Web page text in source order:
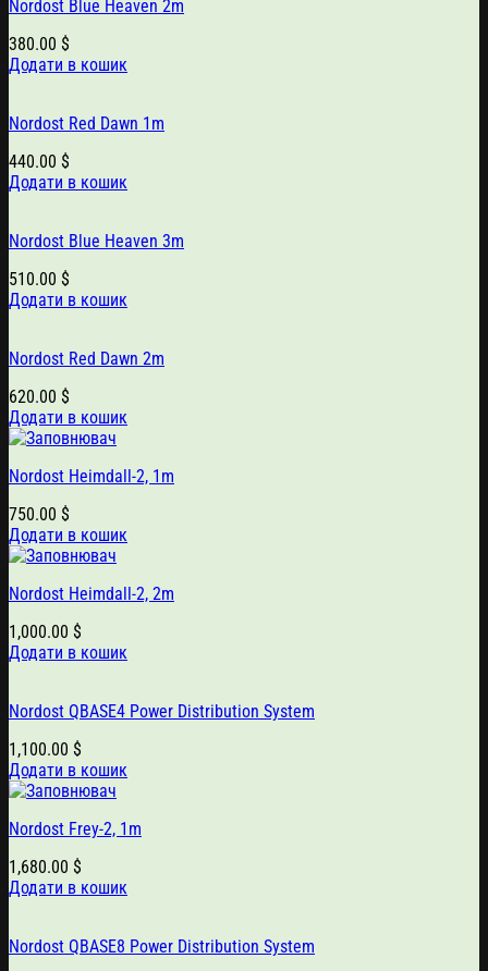
Nordost Blue Heaven 2m
380.00 $
Додати в кошик
Nordost Red Dawn 1m
440.00 $
Додати в кошик
Nordost Blue Heaven 3m
510.00 $
Додати в кошик
Nordost Red Dawn 2m
620.00 $
Додати в кошик
Nordost Heimdall-2, 1m
750.00 $
Додати в кошик
Nordost Heimdall-2, 2m
1,000.00 $
Додати в кошик
Nordost QBASE4 Power Distribution System
1,100.00 $
Додати в кошик
Nordost Frey-2, 1m
1,680.00 $
Додати в кошик
Nordost QBASE8 Power Distribution System